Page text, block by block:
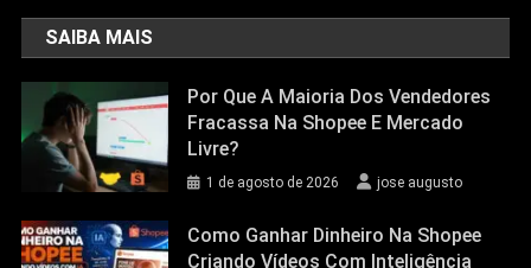
SAIBA MAIS
Por Que A Maioria Dos Vendedores
Fracassa Na Shopee E Mercado
Livre?
1 de agosto de 2026 jose augusto
Como Ganhar Dinheiro Na Shopee
Criando Vídeos Com Inteligência